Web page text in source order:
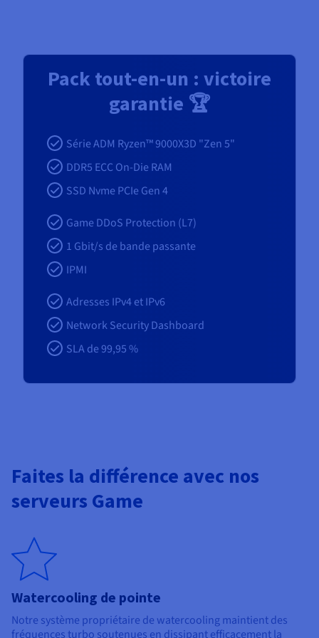
Pack tout-en-un : victoire
garantie 🏆
Série ADM Ryzen™ 9000X3D "Zen 5"
DDR5 ECC On-Die RAM
SSD Nvme PCIe Gen 4
Game DDoS Protection (L7)
1 Gbit/s de bande passante
IPMI
Adresses IPv4 et IPv6
Network Security Dashboard
SLA de 99,95 %
Faites la différence avec nos
serveurs Game
Watercooling de pointe
Notre système propriétaire de watercooling maintient des
fréquences turbo soutenues en dissipant efficacement la